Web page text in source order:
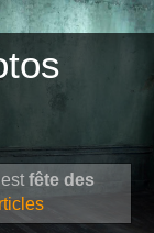
fête des